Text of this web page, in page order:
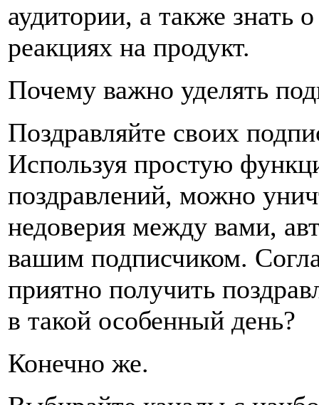
аудитории, а также знать
реакциях на продукт.
Почему важно уделять
Поздравляйте своих
Используя простую
поздравлений, можно
недоверия между вами,
вашим подписчиком.
приятно получить
в такой особенный день?
Конечно же.